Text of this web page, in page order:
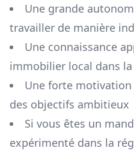
Une grande
travailler de manière
Une connaissance
immobilier local dans
Une forte
des objectifs ambitieux
Si vous êtes un
expérimenté dans la